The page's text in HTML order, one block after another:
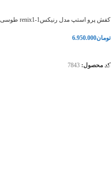
کفش پرو استپ مدل رنیکس1-renix1 طوسی
تومان6.950.000
کد محصول: 7843